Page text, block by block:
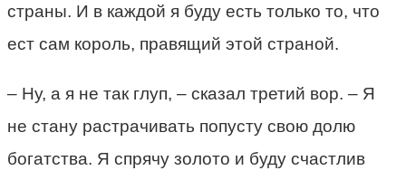
страны. И в каждой я буду есть только то, что
ест сам король, правящий этой страной.
– Ну, а я не так глуп, – сказал третий вор. – Я
не стану растрачивать попусту свою долю
богатства. Я спрячу золото и буду счастлив